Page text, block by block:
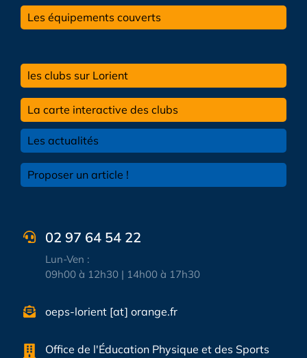
Les équipements couverts
les clubs sur Lorient
La carte interactive des clubs
Les actualités
Proposer un article !
02 97 64 54 22
Lun-Ven :
09h00 à 12h30 | 14h00 à 17h30
oeps-lorient [at] orange.fr
Office de l'Éducation Physique et des Sports